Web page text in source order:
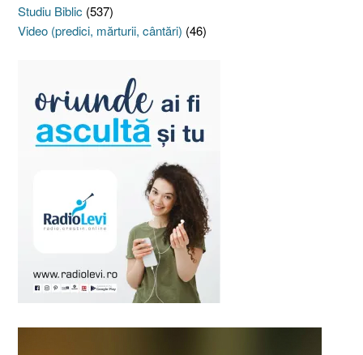
Studiu Biblic (537)
Video (predici, mărturii, cântări) (46)